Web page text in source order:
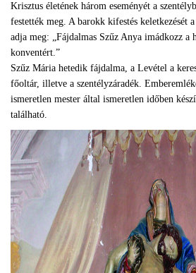
Krisztus életének három eseményét a
festették meg. A barokk kifestés keletkezését
adja meg: „Fájdalmas Szűz Anya imádkozz a
konventért.”
Szűz Mária hetedik fájdalma, a Levétel a
főoltár, illetve a szentélyzáradék.
ismeretlen mester által ismeretlen időben
található.